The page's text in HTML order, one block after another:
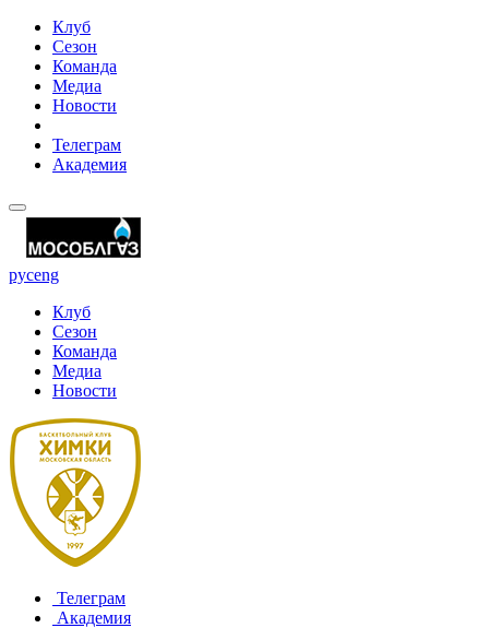
Клуб
Сезон
Команда
Медиа
Новости
Телеграм
Академия
русeng
Клуб
Сезон
Команда
Медиа
Новости
Телеграм
Академия